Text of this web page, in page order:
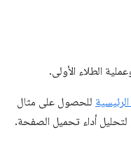
الطلاء الأولى.
للحصول على مثال